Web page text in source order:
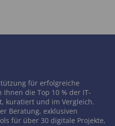
für erfolgreiche
die Top 10 % der IT-
kuratiert und im Vergleich.
Beratung, exklusiven
für über 30 digitale Projekte,